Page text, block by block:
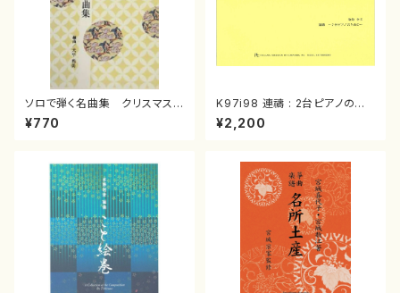
ソロで弾く名曲集 クリスマス・
イブ／恋人がサンタクロース(
箏独奏 /大平光美 編曲/楽
¥770
K97i98 連禱 : 2台ピアノのた
めの（2 Pianos / 菊池 幸夫 /
楽譜）
¥2,200